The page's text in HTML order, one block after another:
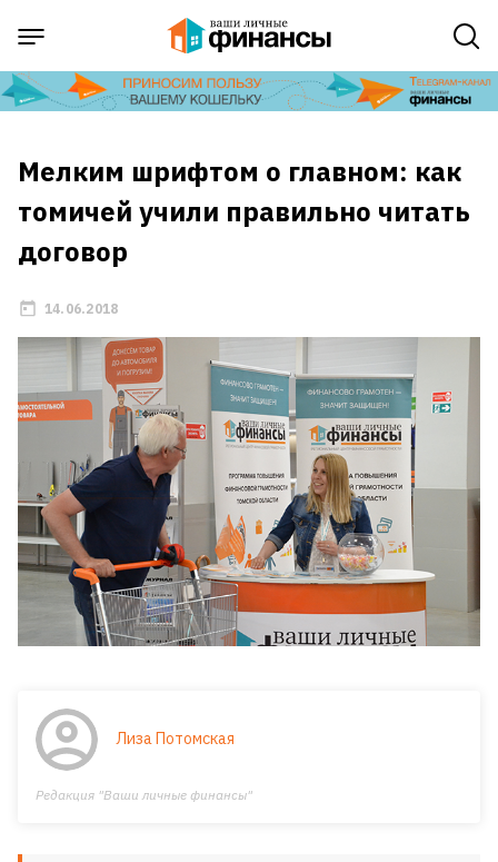
Мелким шрифтом о главном: как
томичей учили правильно читать
договор
14.06.2018
Лиза Потомская
Редакция "Ваши личные финансы"